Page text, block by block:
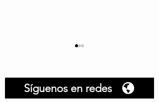
Síguenos en redes